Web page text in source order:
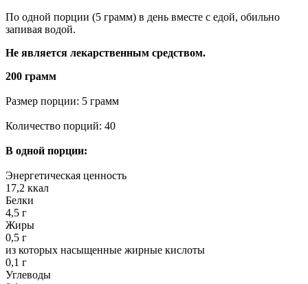
По одной порции (5 грамм) в день вместе с едой, обильно
запивая водой.
Не является лекарственным средством.
200 грамм
Размер порции: 5 грамм
Количество порций: 40
В одной порции:
Энергетическая ценность
17,2 ккал
Белки
4,5 г
Жиры
0,5 г
из которых насыщенные жирные кислоты
0,1 г
Углеводы